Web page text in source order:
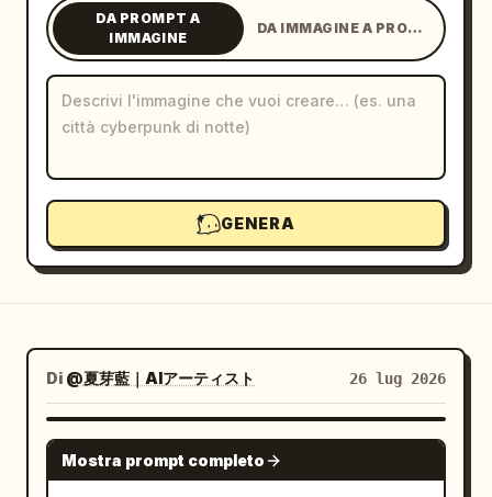
Blog
Aggiornamenti
DA PROMPT A
IMMAGINE
DA IMMAGINE A PROMPT
GENERA
Di @夏芽藍｜AIアーティスト 26 lug 2026
GPT IMAGE 2
Mostra prompt completo